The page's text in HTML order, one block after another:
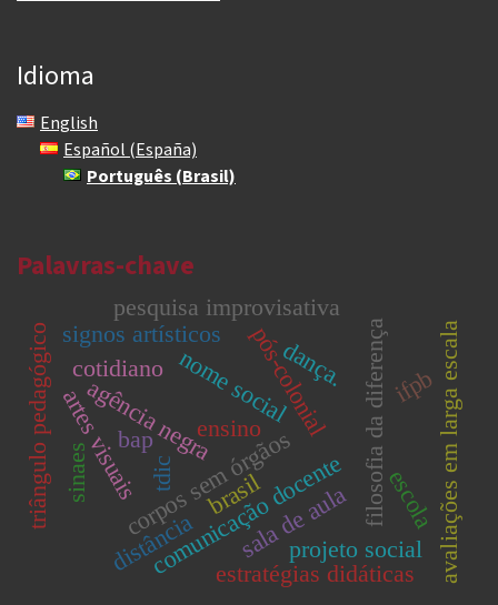
Idioma
English
Español (España)
Português (Brasil)
Palavras-chave
comunicação docente
corpos sem órgãos
ensino
sala de aula
agência negra pós-colonial
dança. filosofia da diferença
tdic
nome social
cotidiano
pesquisa improvisativa
signos artísticos
artes visuais
estratégias didáticas
triângulo pedagógico sinaes
bap
ifpb
distância
brasil
projeto social
escolaavaliações em larga escala